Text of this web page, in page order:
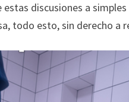
discusiones a
todo esto, sin derecho a